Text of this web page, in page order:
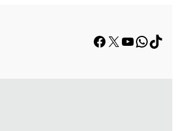
Facebook
X YouTube